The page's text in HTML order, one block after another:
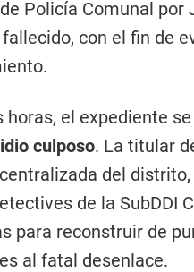
Policía Comunal por
con el fin de
horas, el expediente
culposo. La titular
del
de la SubDDI
para reconstruir de
al fatal desenlace.